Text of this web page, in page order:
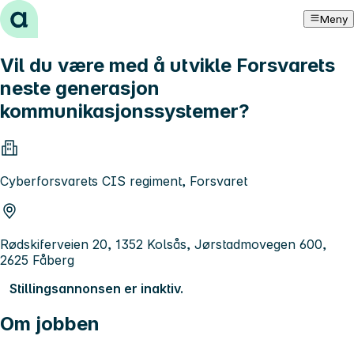
Hopp til innhold Meny
Vil du være med å utvikle Forsvarets
neste generasjon
kommunikasjonssystemer?
Cyberforsvarets CIS regiment, Forsvaret
Rødskiferveien 20, 1352 Kolsås, Jørstadmovegen 600,
2625 Fåberg
Stillingsannonsen er inaktiv.
Om jobben